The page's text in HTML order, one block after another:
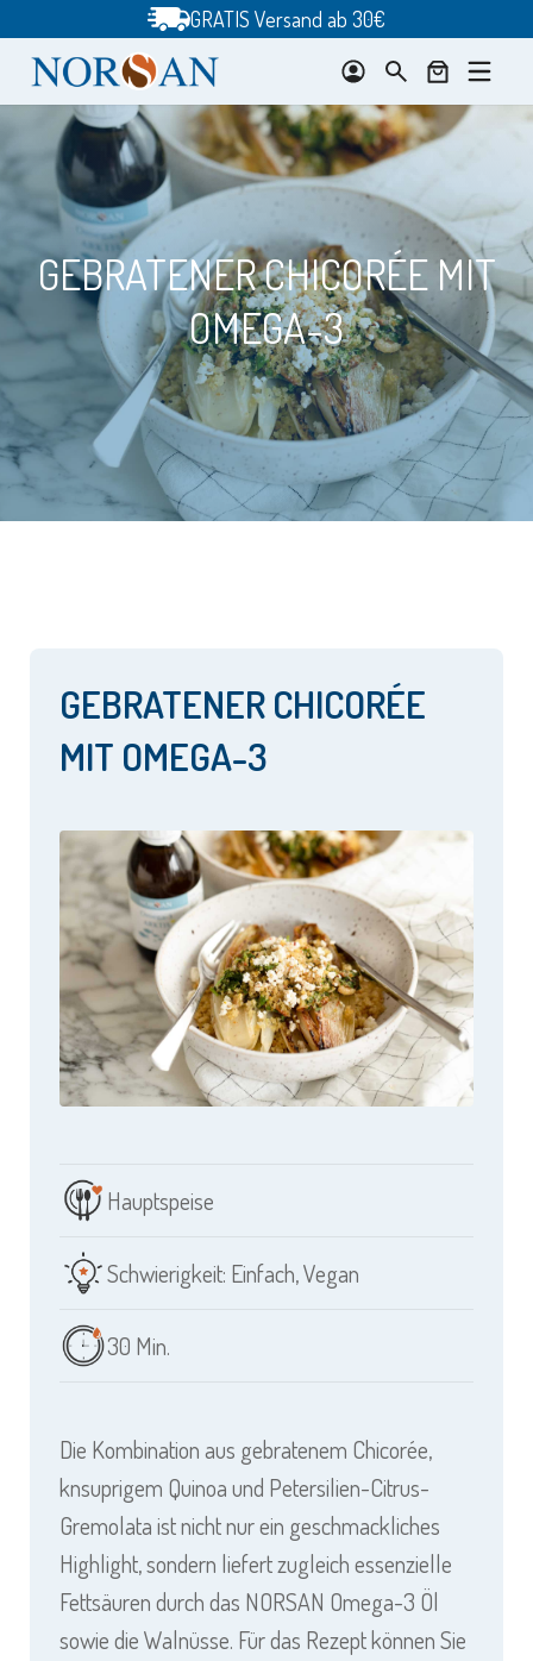
springen
GRATIS Versand ab 30€
GEBRATENER CHICORÉE MIT
OMEGA-3
GEBRATENER CHICORÉE
MIT OMEGA-3
Hauptspeise
Schwierigkeit: Einfach,Vegan
30 Min.
Die Kombination aus gebratenem Chicorée,
knsuprigem Quinoa und Petersilien-Citrus-
Gremolata ist nicht nur ein geschmackliches
Highlight, sondern liefert zugleich essenzielle
Fettsäuren durch das NORSAN Omega-3 Öl
sowie die Walnüsse. Für das Rezept können Sie